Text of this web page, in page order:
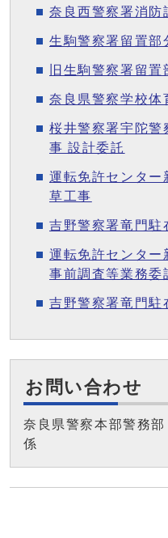
奈良西警察署消防
生駒警察署留置部
旧生駒警察署留
奈良県警察学校体
桜井警察署宇陀警
事 設計委託
運転免許センター
草工事
吉野警察署竜門駐
運転免許センター
事前調査等業務委
吉野警察署竜門駐
お問い合わせ
奈良県警察本部警務
係